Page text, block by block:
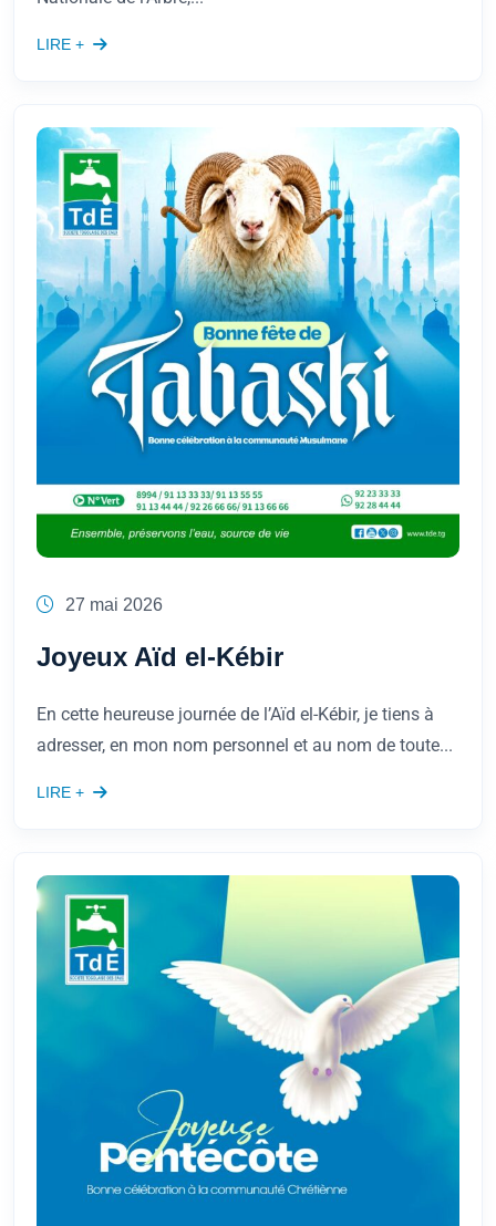
LIRE +
27 mai 2026
Joyeux Aïd el-Kébir
En cette heureuse journée de l’Aïd el-Kébir, je tiens à
adresser, en mon nom personnel et au nom de toute...
LIRE +